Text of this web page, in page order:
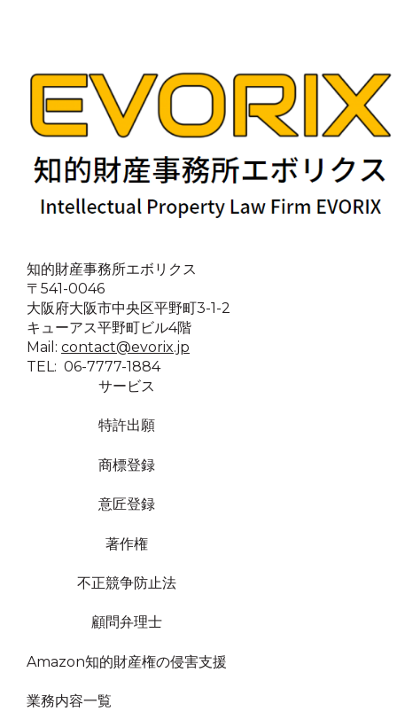
知的財産事務所エボリクス
〒541-0046
大阪府大阪市中央区平野町3-1-2
キューアス平野町ビル4階
Mail: contact@evorix.jp
TEL: 06-7777-1884
サービス
特許出願
商標登録
意匠登録
著作権
不正競争防止法
顧問弁理士
Amazon知的財産権の侵害支援
業務内容一覧